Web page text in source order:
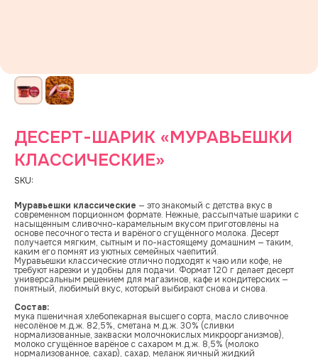
ДЕСЕРТ-ШАРИК «МУРАВЬЕШКИ
КЛАССИЧЕСКИЕ»
SKU:
Муравьешки классические — это знакомый с детства вкус в
современном порционном формате. Нежные, рассыпчатые шарики с
насыщенным сливочно-карамельным вкусом приготовлены на
основе песочного теста и варёного сгущённого молока. Десерт
получается мягким, сытным и по-настоящему домашним — таким,
каким его помнят из уютных семейных чаепитий.
Муравьешки классические отлично подходят к чаю или кофе, не
требуют нарезки и удобны для подачи. Формат 120 г делает десерт
универсальным решением для магазинов, кафе и кондитерских —
понятный, любимый вкус, который выбирают снова и снова.
Состав:
мука пшеничная хлебопекарная высшего сорта, масло сливочное
несолёное м.д.ж. 82,5%, сметана м.д.ж. 30% (сливки
нормализованные, закваски молочнокислых микроорганизмов),
молоко сгущённое варёное с сахаром м.д.ж. 8,5% (молоко
нормализованное, сахар), сахар, меланж яичный жидкий